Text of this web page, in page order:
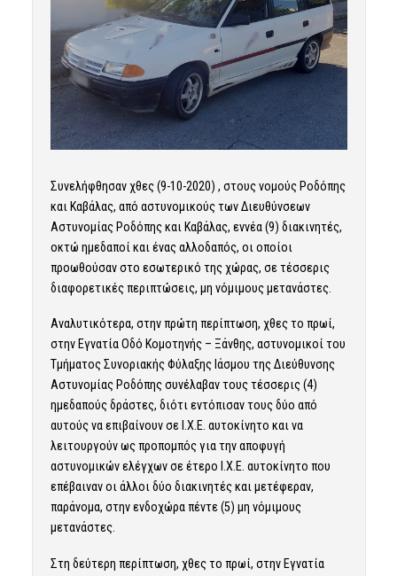
Συνελήφθησαν χθες (9-10-2020) , στους νομούς Ροδόπης
και Καβάλας, από αστυνομικούς των Διευθύνσεων
Αστυνομίας Ροδόπης και Καβάλας, εννέα (9) διακινητές,
οκτώ ημεδαποί και ένας αλλοδαπός, οι οποίοι
προωθούσαν στο εσωτερικό της χώρας, σε τέσσερις
διαφορετικές περιπτώσεις, μη νόμιμους μετανάστες.
Αναλυτικότερα, στην πρώτη περίπτωση, χθες το πρωί,
στην Εγνατία Οδό Κομοτηνής – Ξάνθης, αστυνομικοί του
Τμήματος Συνοριακής Φύλαξης Ιάσμου της Διεύθυνσης
Αστυνομίας Ροδόπης συνέλαβαν τους τέσσερις (4)
ημεδαπούς δράστες, διότι εντόπισαν τους δύο από
αυτούς να επιβαίνουν σε Ι.Χ.Ε. αυτοκίνητο και να
λειτουργούν ως προπομπός για την αποφυγή
αστυνομικών ελέγχων σε έτερο Ι.Χ.Ε. αυτοκίνητο που
επέβαιναν οι άλλοι δύο διακινητές και μετέφεραν,
παράνομα, στην ενδοχώρα πέντε (5) μη νόμιμους
μετανάστες.
Στη δεύτερη περίπτωση, χθες το πρωί, στην Εγνατία